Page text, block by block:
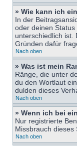
» Wie kann ich
In der
oder deinen
unterschiedlich ist.
Gründen dafür
Nach oben
» Was ist mein
Ränge, die unter
du den Wortlaut
dulden dieses
Nach oben
» Wenn ich bei
Nur registrierte
Missbrauch dieses
Nach oben